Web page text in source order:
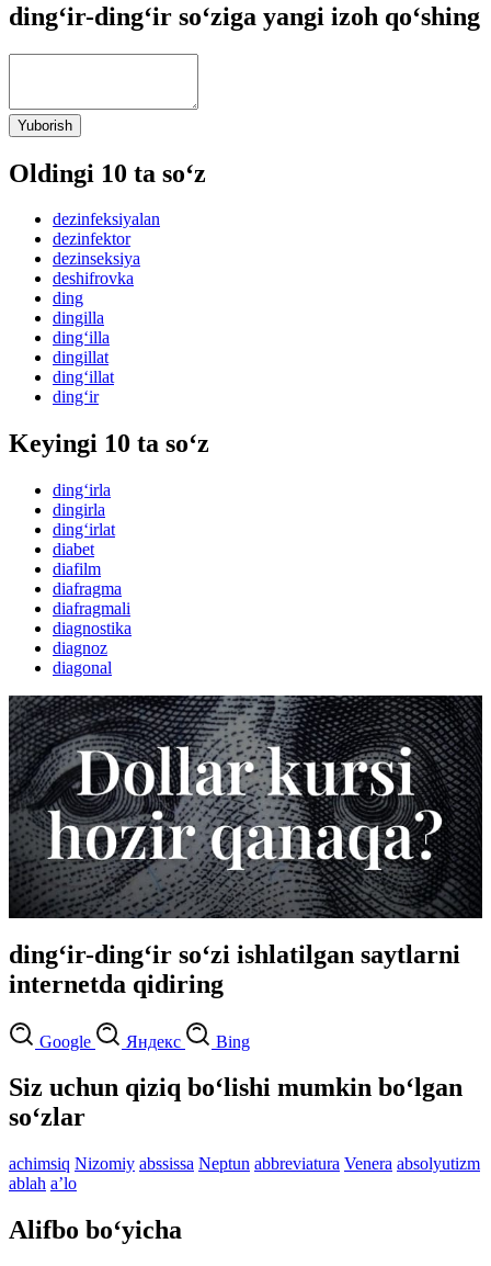
ding‘ir-ding‘ir so‘ziga yangi izoh qo‘shing
Yuborish
Oldingi 10 ta so‘z
dezinfeksiyalan
dezinfektor
dezinseksiya
deshifrovka
ding
dingilla
ding‘illa
dingillat
ding‘illat
ding‘ir
Keyingi 10 ta so‘z
ding‘irla
dingirla
ding‘irlat
diabet
diafilm
diafragma
diafragmali
diagnostika
diagnoz
diagonal
ding‘ir-ding‘ir so‘zi ishlatilgan saytlarni
internetda qidiring
Google Яндекс Bing
Siz uchun qiziq bo‘lishi mumkin bo‘lgan
so‘zlar
achimsiq Nizomiy abssissa Neptun abbreviatura Venera absolyutizm
ablah aʼlo
Alifbo bo‘yicha